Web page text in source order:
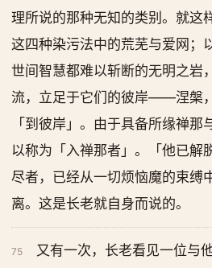
理所说的那种无知的类别。就这
这四种染污法中的荒芜与爱网；
世间智慧都难以斩断的无明之岩
流，立足于它们的彼岸——涅槃
「到彼岸」。由于具备所缘禅
以称为「入禅那者」。「他已解
尽者，已经从一切烦恼魔的束缚
离。这是长老就自身而说的。
75
又有一次，长老看见一位与